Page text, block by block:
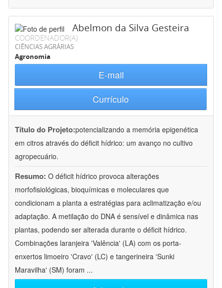
Abelmon da Silva Gesteira
COORDENADOR(A)
CIÊNCIAS AGRÁRIAS
Agronomia
E-mail
Currículo
Título do Projeto:potencializando a memória epigenética
em citros através do déficit hídrico: um avanço no cultivo
agropecuário.
Resumo: O déficit hídrico provoca alterações
morfofisiológicas, bioquímicas e moleculares que
condicionam a planta a estratégias para aclimatização e/ou
adaptação. A metilação do DNA é sensível e dinâmica nas
plantas, podendo ser alterada durante o déficit hídrico.
Combinações laranjeira 'Valência' (LA) com os porta-
enxertos limoeiro 'Cravo' (LC) e tangerineira 'Sunki
Maravilha' (SM) foram ...